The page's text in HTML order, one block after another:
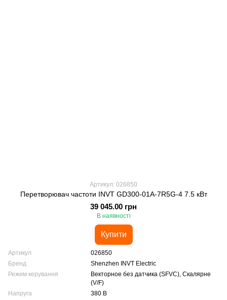
Артикул: 026850
Перетворювач частоти INVT GD300-01A-7R5G-4 7.5 кВт
39 045.00 грн
В наявності
Купити
Артикул
026850
Бренд
Shenzhen INVT Electric
Режим керування
Векторное без датчика (SFVC), Скалярне
(V/F)
Напруга
380 В